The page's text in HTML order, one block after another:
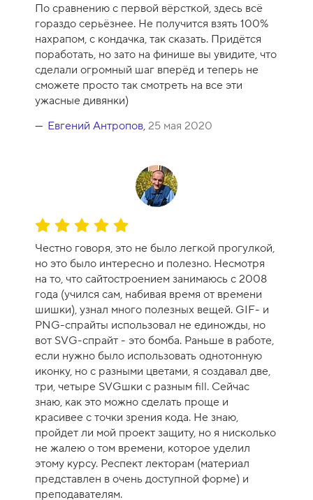
е
н
к
а
к
у
р
с
По сравнению с первой вёрсткой, здесь всё
гораздо серьёзнее. Не получится взять 100%
нахрапом, с кондачка, так сказать. Придётся
поработать, но зато на финише вы увидите, что
сделали огромный шаг вперёд и теперь не
сможете просто так смотреть на все эти
ужасные дивянки)
Евгений Антропов, 25 мая 2020
О
н
к
а
к
у
р
с
а
-
1
0
Честно говоря, это не было легкой прогулкой,
но это было интересно и полезно. Несмотря
на то, что сайтостроением занимаюсь с 2008
года (учился сам, набивая время от времени
шишки), узнал много полезных вещей. GIF- и
PNG-спрайты использовал не единожды, но
вот SVG-спрайт - это бомба. Раньше в работе,
если нужно было использовать однотонную
иконку, но с разными цветами, я создавал две,
три, четыре SVGшки с разным fill. Сейчас
знаю, как это можно сделать проще и
красивее с точки зрения кода. Не знаю,
пройдет ли мой проект защиту, но я нисколько
не жалею о том времени, которое уделил
этому курсу. Респект лекторам (материал
представлен в очень доступной форме) и
преподавателям.